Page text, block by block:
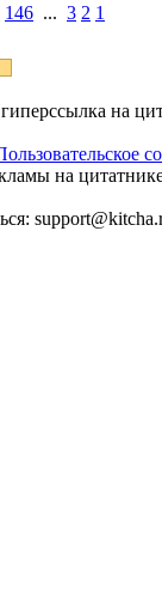
146 ... 3 2 1
на
на